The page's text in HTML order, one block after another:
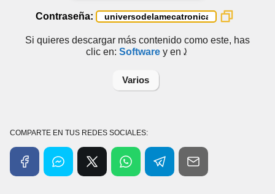
Contraseña:
Si quieres descargar más contenido como este, has
clic en: Software y en⤸
Varios
COMPARTE EN TUS REDES SOCIALES: